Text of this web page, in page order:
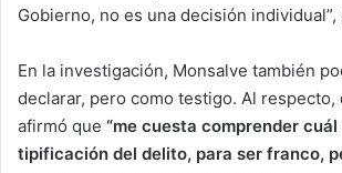
Gobierno, no es una decisión
En la investigación, Monsalve también
declarar, pero como testigo. Al
afirmó que “me cuesta comprender cuál
tipificación del delito, para ser franco,